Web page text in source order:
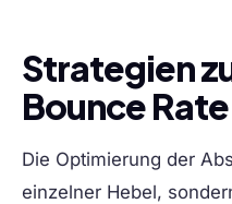
Strategien
Bounce Rate
Die Optimierung der
einzelner Hebel,